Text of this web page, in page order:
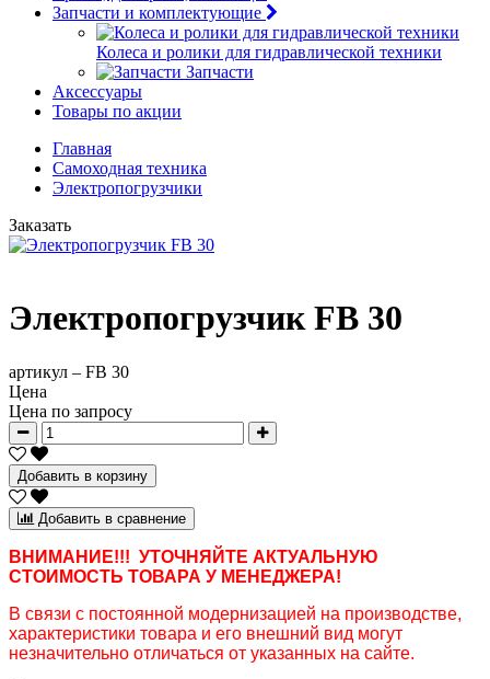
Запчасти и комплектующие
Колеса и ролики для гидравлической техники
Запчасти
Аксессуары
Товары по акции
Главная
Самоходная техника
Электропогрузчики
Заказать
Электропогрузчик FB 30
артикул – FB 30
Цена
Цена по запросу
Добавить в корзину
Добавить в сравнение
ВНИМАНИЕ!!! УТОЧНЯЙТЕ АКТУАЛЬНУЮ
СТОИМОСТЬ ТОВАРА У МЕНЕДЖЕРА!
В связи с постоянной модернизацией на производстве,
характеристики товара и его внешний вид могут
незначительно отличаться от указанных на сайте.